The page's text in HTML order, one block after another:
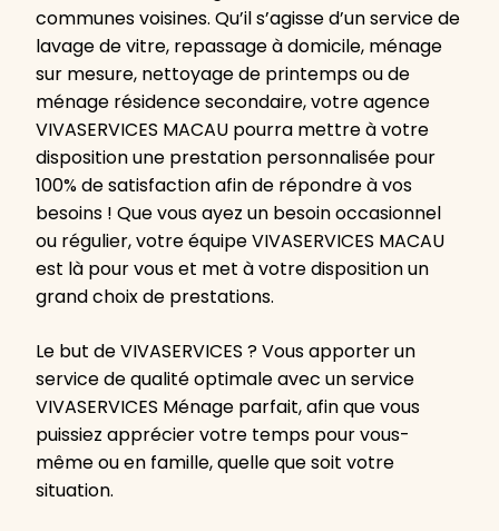
communes voisines. Qu’il s’agisse d’un service de
lavage de vitre, repassage à domicile, ménage
sur mesure, nettoyage de printemps ou de
ménage résidence secondaire, votre agence
VIVASERVICES MACAU pourra mettre à votre
disposition une prestation personnalisée pour
100% de satisfaction afin de répondre à vos
besoins ! Que vous ayez un besoin occasionnel
ou régulier, votre équipe VIVASERVICES MACAU
est là pour vous et met à votre disposition un
grand choix de prestations.
Le but de VIVASERVICES ? Vous apporter un
service de qualité optimale avec un service
VIVASERVICES Ménage parfait, afin que vous
puissiez apprécier votre temps pour vous-
même ou en famille, quelle que soit votre
situation.